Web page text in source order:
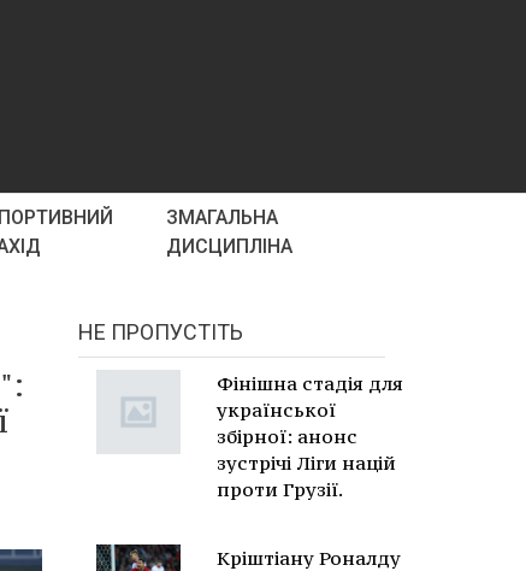
ЗМАГАЛЬНА
ДИСЦИПЛІНА
НЕ ПРОПУСТІТЬ
Фінішна стадія для
української
збірної: анонс
зустрічі Ліги націй
проти Грузії.
Кріштіану Роналду